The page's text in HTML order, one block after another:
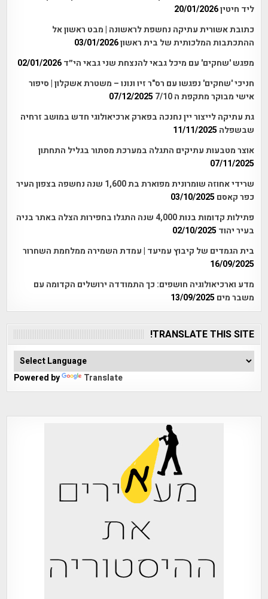
ליד חיטין20/01/2026
כתובת אשורית עתיקה נחשפת לראשונה | מבט ראשון אל
ההתכתבות המלכותית של בית ראשון03/01/2026
מפגש 'שחקים' עם מיכל גבאי להנצחת שני גבאי הי״ד 02/01/2026
חניכי 'שחקים' נפגשו עם רס"ר זיו ונונו – משטרת אשקלון | סיפור
אישי מבוקר מתקפת ה 7/10
07/12/2025
גת עתיקה לייצור יין נחנכה בפארק ארכיאולוגי חדש במושב זרחיה
שבשפלה 11/11/2025
אוצר מטבעות עתיקים התגלה במערכת מסתור בגליל התחתון
07/11/2025
שרידי אחוזה שומרונית מפוארת בת 1,600 שנה נחשפה בצפון העיר
כפר קאסם 03/10/2025
פתילות קדומות בנות 4,000 שנה התגלו בחפירות הצלה באתר בניה
בעיר יהוד 02/10/2025
בית הגמדים של קיבוץ עמיעד | עמדת השמירה ממלחמת השחרור
16/09/2025
מדע וארכיאולוגיה חושפים: כך התמודדה ירושלים הקדומה עם
משבר מים 13/09/2025
TRANSLATE THIS SITE!
Powered by Translate